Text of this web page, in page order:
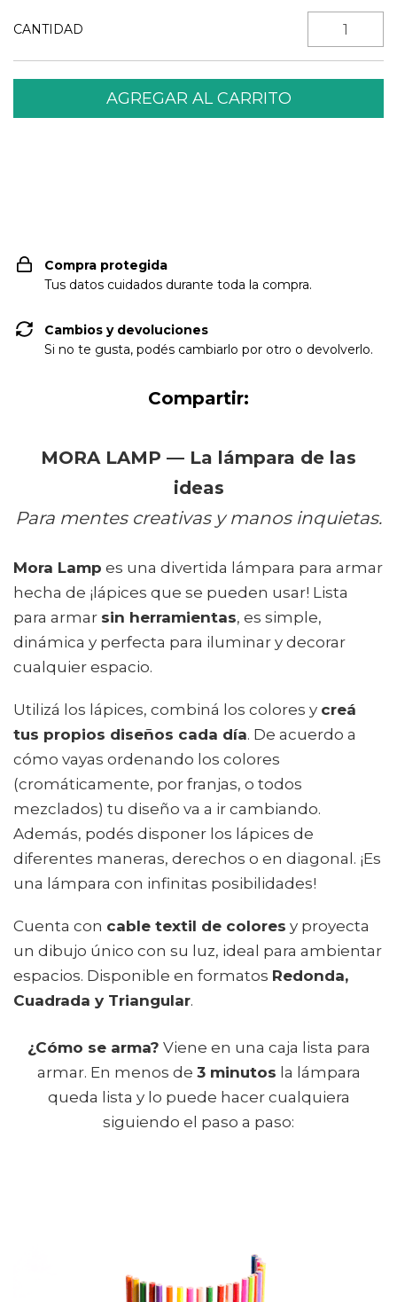
CANTIDAD
Compra protegida
Tus datos cuidados durante toda la compra.
Cambios y devoluciones
Si no te gusta, podés cambiarlo por otro o devolverlo.
Compartir:
MORA LAMP — La lámpara de las
ideas
Para mentes creativas y manos inquietas.
Mora Lamp es una divertida lámpara para armar
hecha de ¡lápices que se pueden usar! Lista
para armar sin herramientas, es simple,
dinámica y perfecta para iluminar y decorar
cualquier espacio.
Utilizá los lápices, combiná los colores y creá
tus propios diseños cada día. De acuerdo a
cómo vayas ordenando los colores
(cromáticamente, por franjas, o todos
mezclados) tu diseño va a ir cambiando.
Además, podés disponer los lápices de
diferentes maneras, derechos o en diagonal. ¡Es
una lámpara con infinitas posibilidades!
Cuenta con cable textil de colores y proyecta
un dibujo único con su luz, ideal para ambientar
espacios. Disponible en formatos Redonda,
Cuadrada y Triangular.
¿Cómo se arma? Viene en una caja lista para
armar. En menos de 3 minutos la lámpara
queda lista y lo puede hacer cualquiera
siguiendo el paso a paso: